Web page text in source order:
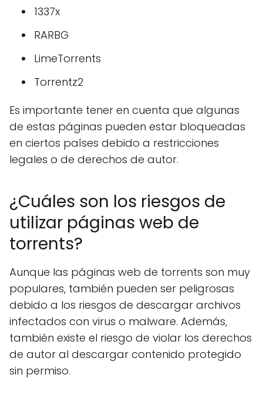
1337x
RARBG
LimeTorrents
Torrentz2
Es importante tener en cuenta que algunas
de estas páginas pueden estar bloqueadas
en ciertos países debido a restricciones
legales o de derechos de autor.
¿Cuáles son los riesgos de
utilizar páginas web de
torrents?
Aunque las páginas web de torrents son muy
populares, también pueden ser peligrosas
debido a los riesgos de descargar archivos
infectados con virus o malware. Además,
también existe el riesgo de violar los derechos
de autor al descargar contenido protegido
sin permiso.